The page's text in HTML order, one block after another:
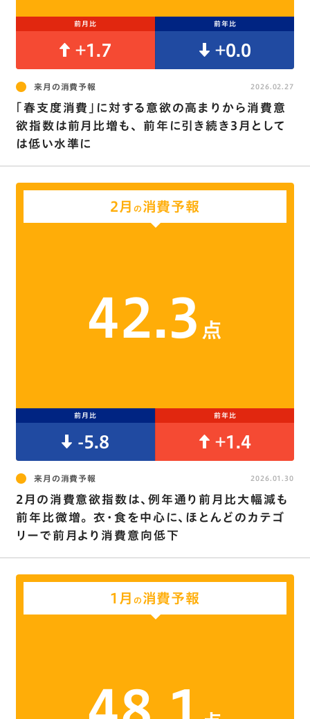
前月比 前年比
+1.7 +0.0
来月の消費予報
｢春支度消費｣に対する意欲の高まりから消費意
欲指数は前月比増も､ 前年に引き続き3月として
は低い水準に
2026.02.27
2月 の消費予報
42.3 点
前月比 前年比
-5.8 +1.4
来月の消費予報
2月の消費意欲指数は､例年通り前月比大幅減も
前年比微増｡ 衣･食を中心に､ほとんどのカテゴ
リーで前月より消費意向低下
2026.01.30
1月 の消費予報